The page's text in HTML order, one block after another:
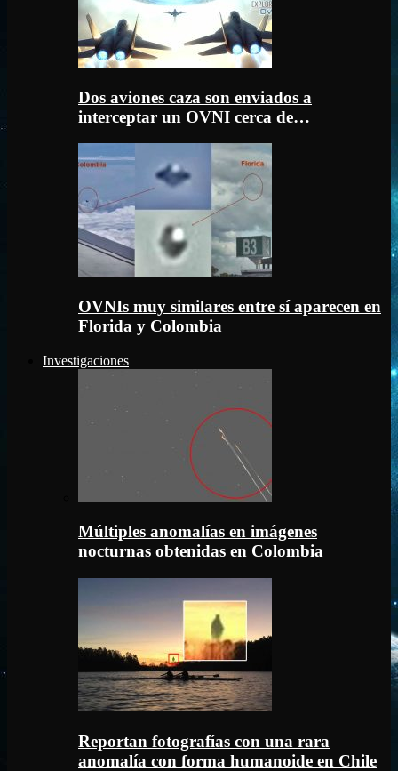
Dos aviones caza son enviados a
interceptar un OVNI cerca de…
OVNIs muy similares entre sí aparecen en
Florida y Colombia
Investigaciones
Múltiples anomalías en imágenes
nocturnas obtenidas en Colombia
Reportan fotografías con una rara
anomalía con forma humanoide en Chile